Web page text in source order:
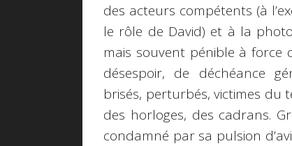
des acteurs compétents (à
le rôle de David) et à la
mais souvent pénible à
désespoir, de déchéance
brisés, perturbés, victimes
des horloges, des cadrans.
condamné par sa pulsion